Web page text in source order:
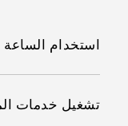
استخدام الساعة
تشغيل خدمات